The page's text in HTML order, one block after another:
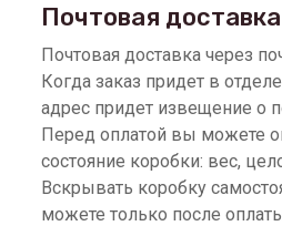
Почтовая доставка
Почтовая доставка через
Когда заказ придет в
адрес придет извещение о
Перед оплатой вы можете
состояние коробки: вес,
Вскрывать коробку
можете только после